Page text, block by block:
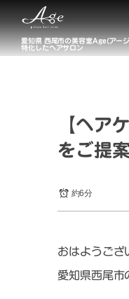
愛知県 西尾市の美容室Age(アー
特化したヘアサロン
【ヘア
をご提
約6分
おはようござ
愛知県西尾市